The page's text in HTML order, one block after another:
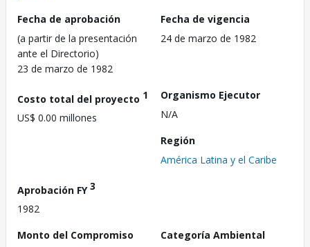
Fecha de aprobación
(a partir de la presentación
ante el Directorio)
23 de marzo de 1982
Fecha de vigencia
24 de marzo de 1982
Costo total del proyecto 1
US$ 0.00 millones
Organismo Ejecutor
N/A
Región
América Latina y el Caribe
Aprobación FY3
1982
Monto del Compromiso
Categoría Ambiental